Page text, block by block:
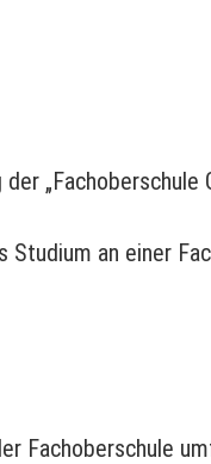
an einer
Fachoberschule